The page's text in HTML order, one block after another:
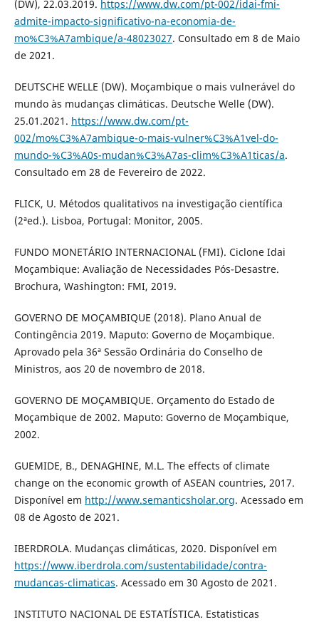
(DW), 22.03.2019. https://www.dw.com/pt-002/idai-fmi-
admite-impacto-significativo-na-economia-de-
mo%C3%A7ambique/a-48023027. Consultado em 8 de Maio
de 2021.
DEUTSCHE WELLE (DW). Moçambique o mais vulnerável do
mundo às mudanças climáticas. Deutsche Welle (DW).
25.01.2021. https://www.dw.com/pt-
002/mo%C3%A7ambique-o-mais-vulner%C3%A1vel-do-
mundo-%C3%A0s-mudan%C3%A7as-clim%C3%A1ticas/a.
Consultado em 28 de Fevereiro de 2022.
FLICK, U. Métodos qualitativos na investigação científica
(2ªed.). Lisboa, Portugal: Monitor, 2005.
FUNDO MONETÁRIO INTERNACIONAL (FMI). Ciclone Idai
Moçambique: Avaliação de Necessidades Pós-Desastre.
Brochura, Washington: FMI, 2019.
GOVERNO DE MOÇAMBIQUE (2018). Plano Anual de
Contingência 2019. Maputo: Governo de Moçambique.
Aprovado pela 36ª Sessão Ordinária do Conselho de
Ministros, aos 20 de novembro de 2018.
GOVERNO DE MOÇAMBIQUE. Orçamento do Estado de
Moçambique de 2002. Maputo: Governo de Moçambique,
2002.
GUEMIDE, B., DENAGHINE, M.L. The effects of climate
change on the economic growth of ASEAN countries, 2017.
Disponível em http://www.semanticsholar.org. Acessado em
08 de Agosto de 2021.
IBERDROLA. Mudanças climáticas, 2020. Disponível em
https://www.iberdrola.com/sustentabilidade/contra-
mudancas-climaticas. Acessado em 30 Agosto de 2021.
INSTITUTO NACIONAL DE ESTATÍSTICA. Estatisticas